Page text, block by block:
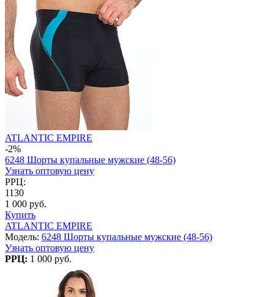
ATLANTIC EMPIRE
-2%
6248 Шорты купальные мужские (48-56)
Узнать оптовую цену
РРЦ:
1130
1 000 руб.
Купить
ATLANTIC EMPIRE
Модель: 6248 Шорты купальные мужские (48-56)
Узнать оптовую цену
РРЦ: 1 000 руб.